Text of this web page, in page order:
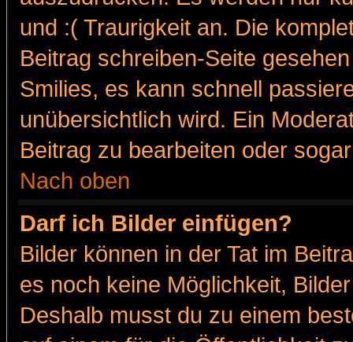
und :( Traurigkeit an. Die
Beitrag schreiben-Seite
Smilies, es kann schnell
unübersichtlich wird. Ein
Beitrag zu bearbeiten oder
Nach oben
Darf ich Bilder einfügen?
Bilder können in der Tat im
es noch keine Möglichkeit,
Deshalb musst du zu einem